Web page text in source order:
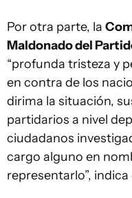
Por otra parte, la
Maldonado del
“profunda tristeza y
en contra de los
dirima la situación,
partidarios a nivel
ciudadanos
cargo alguno en
representarlo”, indica